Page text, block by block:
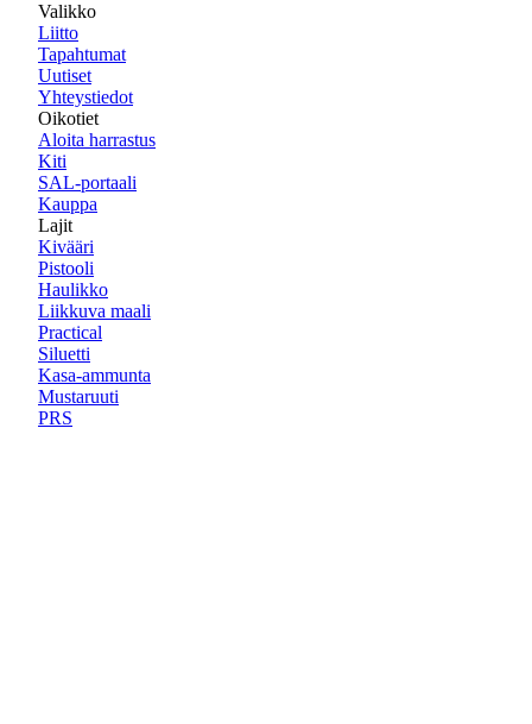
Valikko
Liitto
Tapahtumat
Uutiset
Yhteystiedot
Oikotiet
Aloita harrastus
Kiti
SAL-portaali
Kauppa
Lajit
Kivääri
Pistooli
Haulikko
Liikkuva maali
Practical
Siluetti
Kasa-ammunta
Mustaruuti
PRS